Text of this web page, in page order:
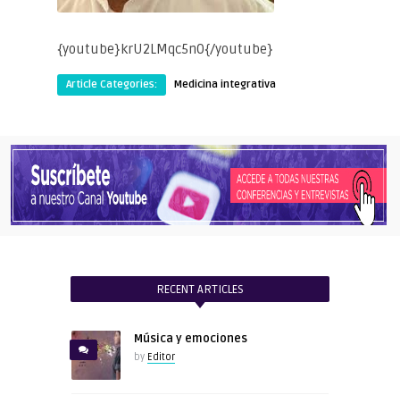
{youtube}krU2LMqc5n0{/youtube}
Article Categories: Medicina integrativa
RECENT ARTICLES
Música y emociones
by Editor